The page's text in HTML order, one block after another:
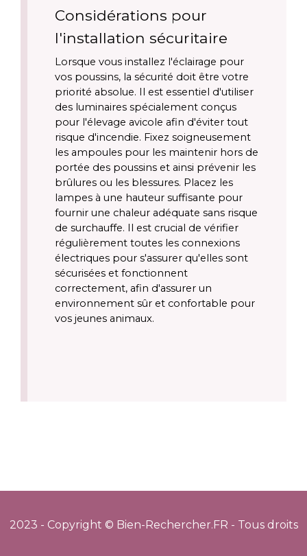
Considérations pour
l'installation sécuritaire
Lorsque vous installez l'éclairage pour
vos poussins, la sécurité doit être votre
priorité absolue. Il est essentiel d'utiliser
des luminaires spécialement conçus
pour l'élevage avicole afin d'éviter tout
risque d'incendie. Fixez soigneusement
les ampoules pour les maintenir hors de
portée des poussins et ainsi prévenir les
brûlures ou les blessures. Placez les
lampes à une hauteur suffisante pour
fournir une chaleur adéquate sans risque
de surchauffe. Il est crucial de vérifier
régulièrement toutes les connexions
électriques pour s'assurer qu'elles sont
sécurisées et fonctionnent
correctement, afin d'assurer un
environnement sûr et confortable pour
vos jeunes animaux.
2023 - Copyright © Bien-Rechercher.FR - Tous droits